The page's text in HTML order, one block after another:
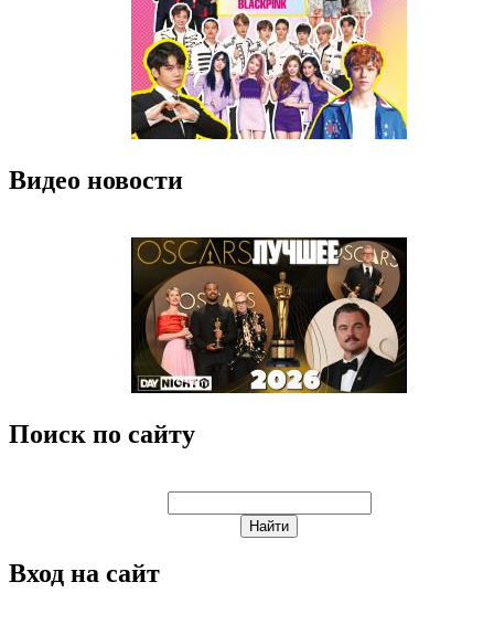
Видео новости
Поиск по сайту
Вход на сайт